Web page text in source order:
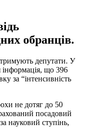
обранців.
депутати. У
інформація, що 396
за “інтенсивність
не дотяг до 50
посадовий
науковий ступінь,